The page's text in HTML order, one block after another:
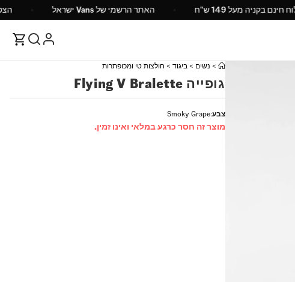
משלוח חינם בקניה מעל 149 ש"ח האתר הרשמי של Vans ישראל
> נשים >ביגוד > חולצות טי ומכופתרות
גופייה Flying V Bralette
צבע:
Smoky Grape
מוצר זה חסר כרגע במלאי ואינו זמין.